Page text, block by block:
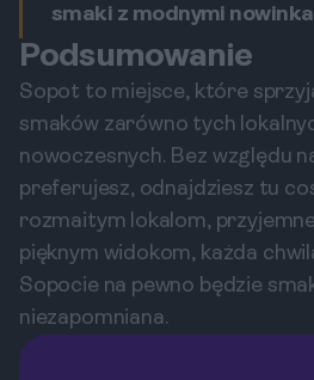
smaki z modnymi
Podsumowanie
Sopot to miejsce, które
smaków zarówno tych
nowoczesnych. Bez względu
preferujesz, odnajdziesz tu
rozmaitym lokalom,
pięknym widokom, każda
Sopocie na pewno będzie
niezapomniana.